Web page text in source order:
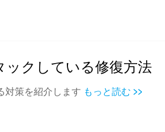
の安全を守るアプリ
Androidデータ消去
GPS位置変更
新製品
クしている修復方法
対策を紹介します もっと読む >>